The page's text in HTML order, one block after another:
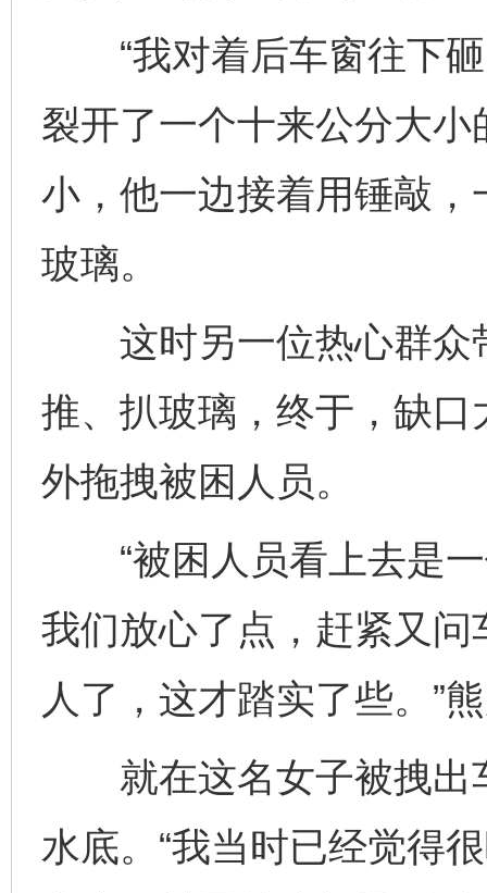
“我对着后车窗往下砸
裂开了一个十来公分大
小，他一边接着用锤敲
玻璃。
这时另一位热心群众
推、扒玻璃，终于，缺
外拖拽被困人员。
“被困人员看上去是一
我们放心了点，赶紧又
人了，这才踏实了些。”
就在这名女子被拽出
水底。“我当时已经觉得